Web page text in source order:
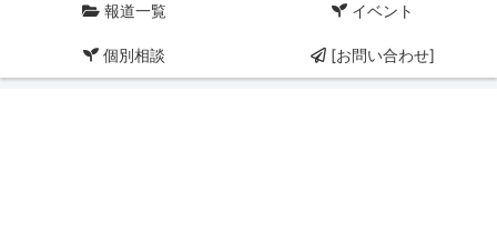
報道一覧 イベント
個別相談 [お問い合わせ]